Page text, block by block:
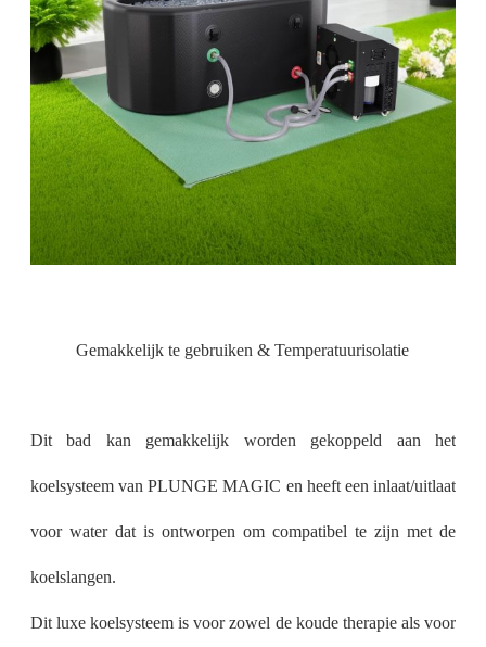
Gemakkelijk te gebruiken & Temperatuurisolatie
Dit bad kan gemakkelijk worden gekoppeld aan het
koelsysteem van PLUNGE MAGIC en heeft een inlaat/uitlaat
voor water dat is ontworpen om compatibel te zijn met de
koelslangen.
Dit luxe koelsysteem is voor zowel de koude therapie als voor